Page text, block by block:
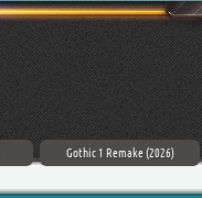
Gothic 1 Remake (2026)